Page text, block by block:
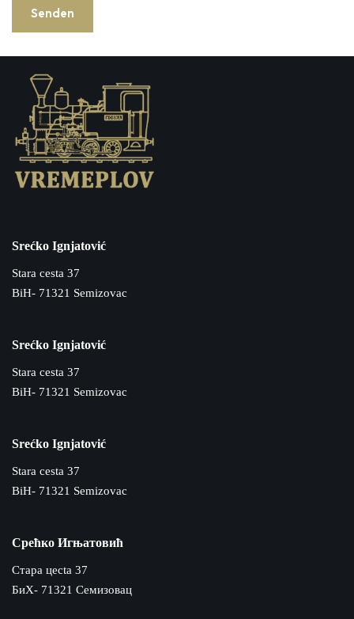
Srećko Ignjatović
Stara cesta 37
BiH- 71321 Semizovac
Srećko Ignjatović
Stara cesta 37
BiH- 71321 Semizovac
Srećko Ignjatović
Stara cesta 37
BiH- 71321 Semizovac
Срећко Игњатовић
Cтара цecta 37
БиХ- 71321 Семизовац